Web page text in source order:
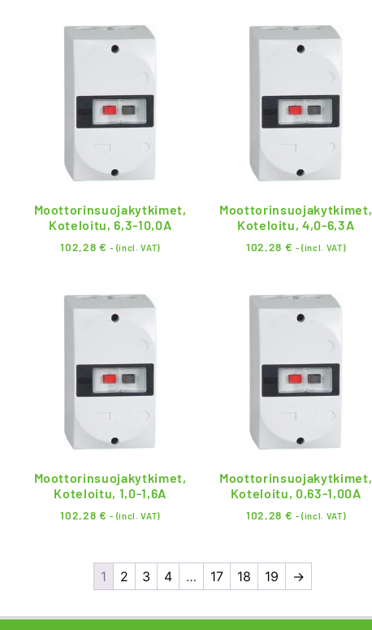
Moottorinsuojakytkimet,
Koteloitu, 6,3-10,0A
102,28 € - (incl. VAT)
Moottorinsuojakytkimet,
Koteloitu, 4,0-6,3A
102,28 € - (incl. VAT)
Moottorinsuojakytkimet,
Koteloitu, 1,0-1,6A
102,28 € - (incl. VAT)
Moottorinsuojakytkimet,
Koteloitu, 0,63-1,00A
102,28 € - (incl. VAT)
1 2 3 4 … 17 18 19 →